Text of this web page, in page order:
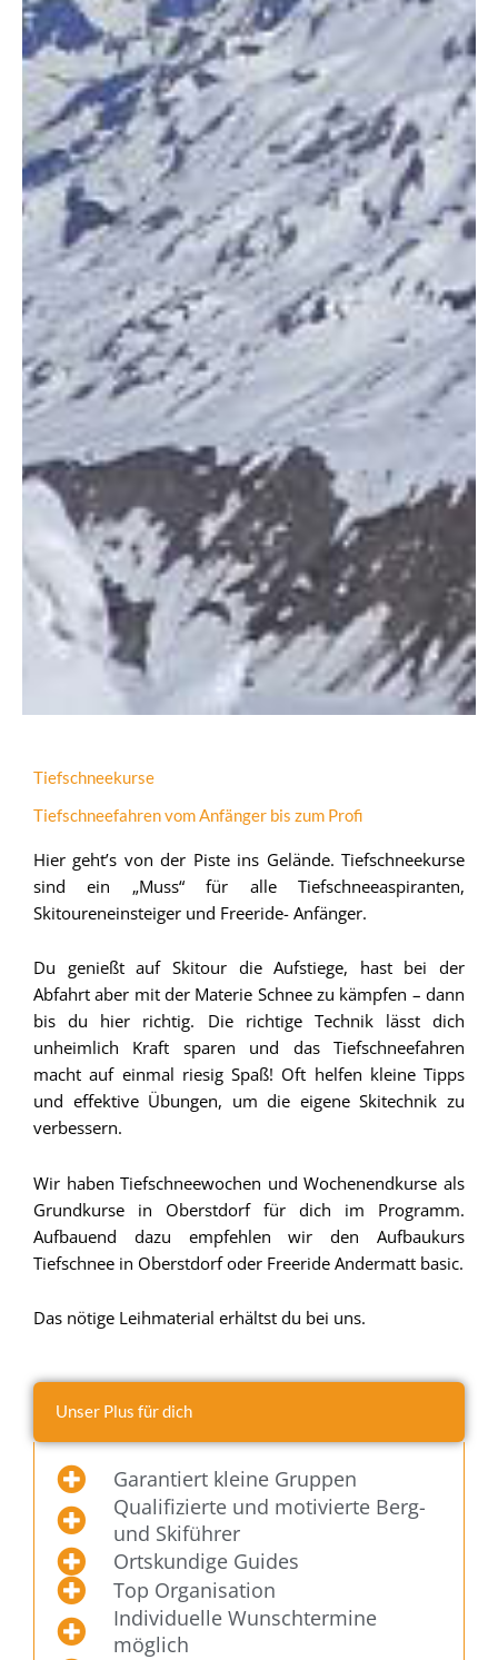
Tiefschneekurse
Tiefschneefahren vom Anfänger bis zum Profi
Hier geht’s von der Piste ins Gelände. Tiefschneekurse
sind ein „Muss“ für alle Tiefschneeaspiranten,
Skitoureneinsteiger und Freeride- Anfänger.
Du genießt auf Skitour die Aufstiege, hast bei der
Abfahrt aber mit der Materie Schnee zu kämpfen – dann
bis du hier richtig. Die richtige Technik lässt dich
unheimlich Kraft sparen und das Tiefschneefahren
macht auf einmal riesig Spaß! Oft helfen kleine Tipps
und effektive Übungen, um die eigene Skitechnik zu
verbessern.
Wir haben Tiefschneewochen und Wochenendkurse als
Grundkurse in Oberstdorf für dich im Programm.
Aufbauend dazu empfehlen wir den Aufbaukurs
Tiefschnee in Oberstdorf oder Freeride Andermatt basic.
Das nötige Leihmaterial erhältst du bei uns.
Unser Plus für dich
Garantiert kleine Gruppen
Qualifizierte und motivierte Berg-
und Skiführer
Ortskundige Guides
Top Organisation
Individuelle Wunschtermine
möglich